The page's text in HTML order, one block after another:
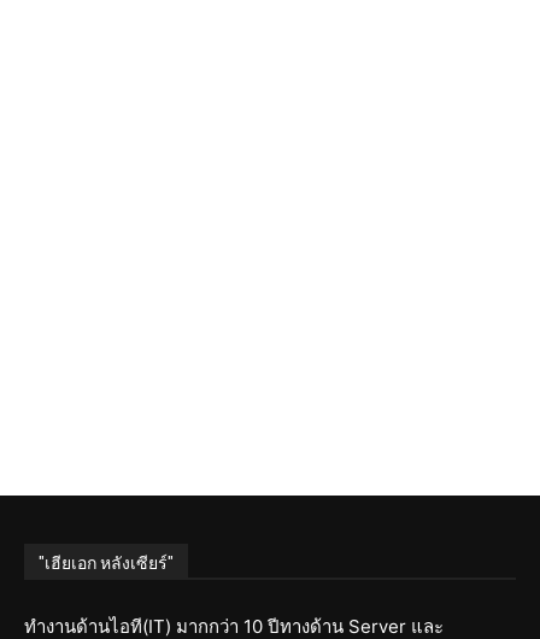
"เฮียเอก หลังเซียร์"
ทำงานด้านไอที(IT) มากกว่า 10 ปีทางด้าน Server และ